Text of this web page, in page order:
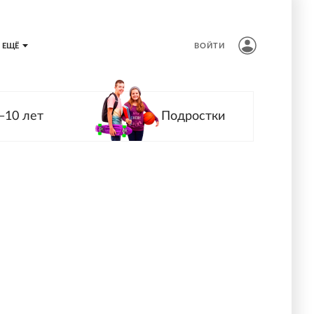
ЕЩЁ ВОЙТИ
лет Подростки